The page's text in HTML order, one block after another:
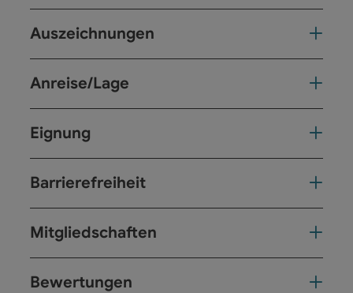
Auszeichnungen
Anreise/Lage
Eignung
Barrierefreiheit
Mitgliedschaften
Bewertungen